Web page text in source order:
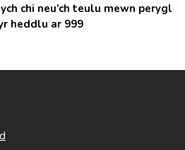
chi neu’ch teulu mewn perygl
heddlu ar 999